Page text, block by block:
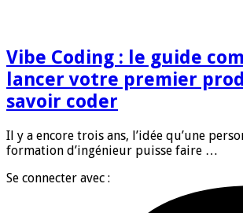
Vibe Coding : le guide
lancer votre premier
savoir coder
Il y a encore trois ans, l’idée qu’une
formation d’ingénieur puisse faire …
Se connecter avec :